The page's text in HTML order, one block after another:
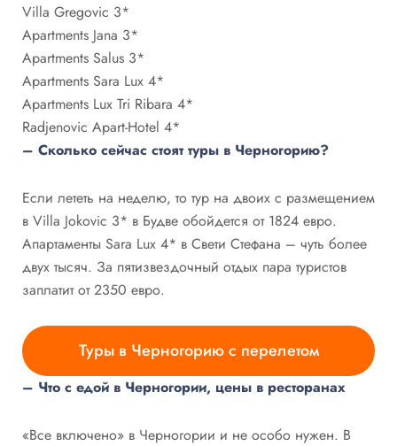
Villa Gregovic 3*
Apartments Jana 3*
Apartments Salus 3*
Apartments Sara Lux 4*
Apartments Lux Tri Ribara 4*
Radjenovic Apart-Hotel 4*
– Сколько сейчас стоят туры в Черногорию?
Если лететь на неделю, то тур на двоих с размещением
в Villa Jokovic 3* в Будве обойдется от 1824 евро.
Апартаменты Sara Lux 4* в Свети Стефана – чуть более
двух тысяч. За пятизвездочный отдых пара туристов
заплатит от 2350 евро.
Туры в Черногорию с перелетом
– Что с едой в Черногории, цены в ресторанах
«Все включено» в Черногории и не особо нужен. В